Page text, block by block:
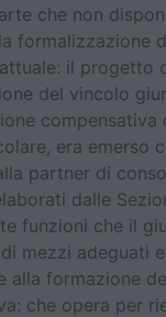
che non
il
del vincolo
era emerso
partner di
dalle
che il
mezzi adeguati
formazione
che opera per